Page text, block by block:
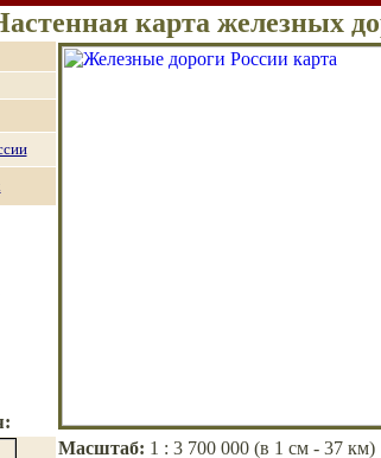
карта железных
Масштаб: 1 : 3 700 000(в 1 см - 37 км)